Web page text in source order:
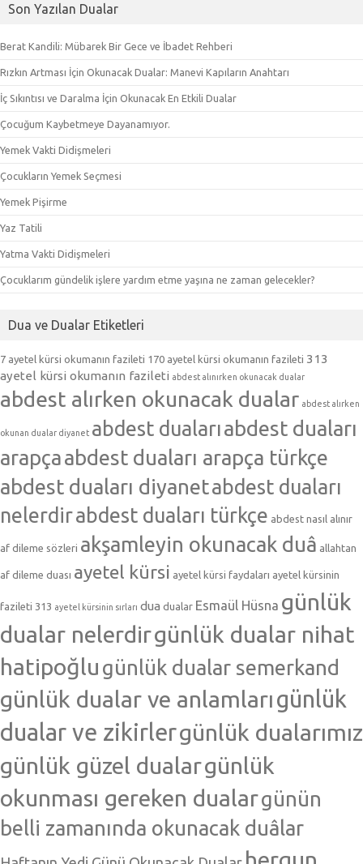
Son Yazılan Dualar
Berat Kandili: Mübarek Bir Gece ve İbadet Rehberi
Rızkın Artması İçin Okunacak Dualar: Manevi Kapıların Anahtarı
İç Sıkıntısı ve Daralma İçin Okunacak En Etkili Dualar
Çocuğum Kaybetmeye Dayanamıyor.
Yemek Vakti Didişmeleri
Çocukların Yemek Seçmesi
Yemek Pişirme
Yaz Tatili
Yatma Vakti Didişmeleri
Çocuklarım gündelik işlere yardım etme yaşına ne zaman gelecekler?
Dua ve Dualar Etiketleri
7 ayetel kürsi okumanın fazileti 170 ayetel kürsi okumanın fazileti 313
ayetel kürsi okumanın fazileti abdest alınırken okunacak dualar
abdest alırken okunacak dualar abdest alırken
okunan dualar diyanet abdest dualarıabdest duaları
arapçaabdest duaları arapça türkçe
abdest duaları diyanetabdest duaları
nelerdirabdest duaları türkçe abdest nasıl alınır
af dileme sözleri akşamleyin okunacak duâ allahtan
af dileme duası ayetel kürsi ayetel kürsi faydaları ayetel kürsinin
fazileti 313 ayetel kürsinin sırları dua dualar Esmaül Hüsna günlük
dualar nelerdirgünlük dualar nihat
hatipoğlu günlük dualar semerkand
günlük dualar ve anlamlarıgünlük
dualar ve zikirlergünlük dualarımız
günlük güzel dualargünlük
okunması gereken dualargünün
belli zamanında okunacak duâlar